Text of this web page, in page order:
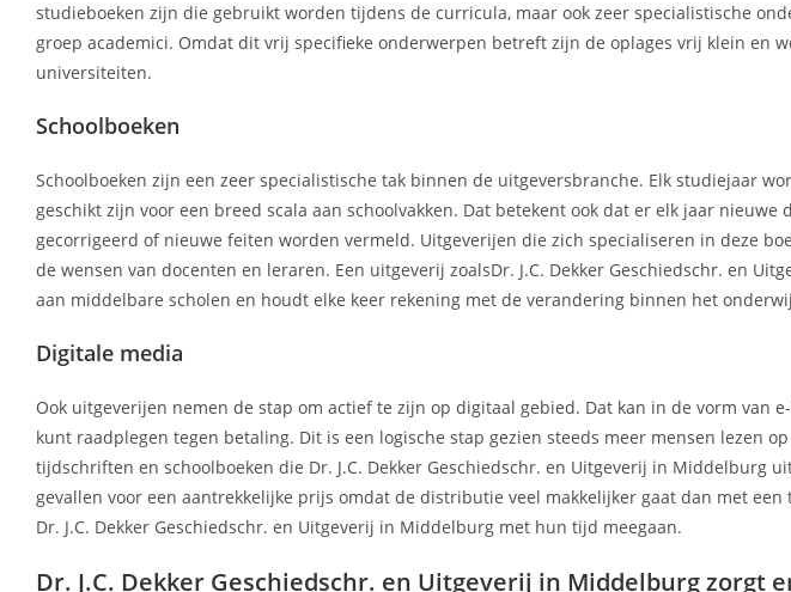
studieboeken zijn die gebruikt worden tijdens de curricula, maar ook zeer specialistische
groep academici. Omdat dit vrij specifieke onderwerpen betreft zijn de oplages vrij klein en
universiteiten.
Schoolboeken
Schoolboeken zijn een zeer specialistische tak binnen de uitgeversbranche. Elk studiejaar
geschikt zijn voor een breed scala aan schoolvakken. Dat betekent ook dat er elk jaar
gecorrigeerd of nieuwe feiten worden vermeld. Uitgeverijen die zich specialiseren in deze
de wensen van docenten en leraren. Een uitgeverij zoalsDr. J.C. Dekker Geschiedschr. en
aan middelbare scholen en houdt elke keer rekening met de verandering binnen het
Digitale media
Ook uitgeverijen nemen de stap om actief te zijn op digitaal gebied. Dat kan in de vorm van
kunt raadplegen tegen betaling. Dit is een logische stap gezien steeds meer mensen lezen
tijdschriften en schoolboeken die Dr. J.C. Dekker Geschiedschr. en Uitgeverij in Middelburg
gevallen voor een aantrekkelijke prijs omdat de distributie veel makkelijker gaat dan met
Dr. J.C. Dekker Geschiedschr. en Uitgeverij in Middelburg met hun tijd meegaan.
Dr. J.C. Dekker Geschiedschr. en Uitgeverij in Middelburg